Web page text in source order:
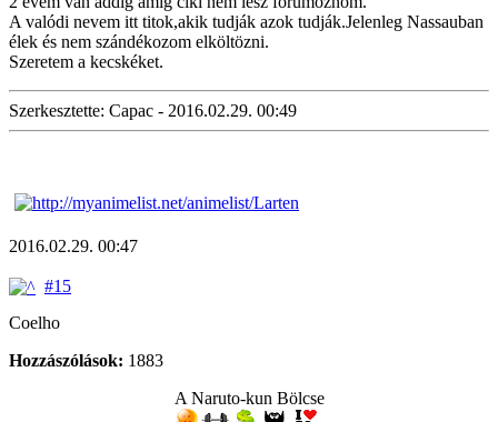
A valódi nevem itt titok,akik tudják azok tudják.Jelenleg Nassauban
élek és nem szándékozom elköltözni.
Szeretem a kecskéket.
Szerkesztette: Capac - 2016.02.29. 00:49
2016.02.29. 00:47
#15
Coelho
Hozzászólások: 1883
A Naruto-kun Bölcse